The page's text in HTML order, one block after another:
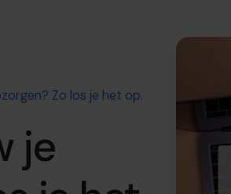
Zo los je het op.
je